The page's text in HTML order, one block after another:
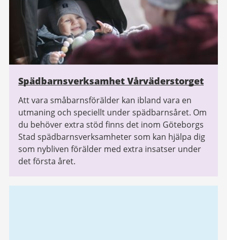
Spädbarnsverksamhet Vårväderstorget
Att vara småbarnsförälder kan ibland vara en
utmaning och speciellt under spädbarnsåret. Om
du behöver extra stöd finns det inom Göteborgs
Stad spädbarnsverksamheter som kan hjälpa dig
som nybliven förälder med extra insatser under
det första året.